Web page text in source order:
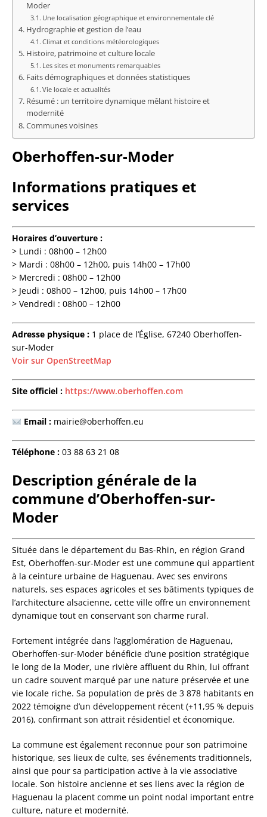
Moder
Une localisation géographique et environnementale clé
Hydrographie et gestion de l’eau
Climat et conditions météorologiques
Histoire, patrimoine et culture locale
Les sites et monuments remarquables
Faits démographiques et données statistiques
Vie locale et actualités
Résumé : un territoire dynamique mêlant histoire et
modernité
Communes voisines
Oberhoffen-sur-Moder
Informations pratiques et
services
Horaires d’ouverture :
> Lundi : 08h00 – 12h00
> Mardi : 08h00 – 12h00, puis 14h00 – 17h00
> Mercredi : 08h00 – 12h00
> Jeudi : 08h00 – 12h00, puis 14h00 – 17h00
> Vendredi : 08h00 – 12h00
Adresse physique : 1 place de l’Église, 67240 Oberhoffen-
sur-Moder
Voir sur OpenStreetMap
Site officiel : https://www.oberhoffen.com
Email : mairie@oberhoffen.eu
Téléphone : 03 88 63 21 08
Description générale de la
commune d’Oberhoffen-sur-
Moder
Située dans le département du Bas-Rhin, en région Grand
Est, Oberhoffen-sur-Moder est une commune qui appartient
à la ceinture urbaine de Haguenau. Avec ses environs
naturels, ses espaces agricoles et ses bâtiments typiques de
l’architecture alsacienne, cette ville offre un environnement
dynamique tout en conservant son charme rural.
Fortement intégrée dans l’agglomération de Haguenau,
Oberhoffen-sur-Moder bénéficie d’une position stratégique
le long de la Moder, une rivière affluent du Rhin, lui offrant
un cadre souvent marqué par une nature préservée et une
vie locale riche. Sa population de près de 3 878 habitants en
2022 témoigne d’un développement récent (+11,95 % depuis
2016), confirmant son attrait résidentiel et économique.
La commune est également reconnue pour son patrimoine
historique, ses lieux de culte, ses événements traditionnels,
ainsi que pour sa participation active à la vie associative
locale. Son histoire ancienne et ses liens avec la région de
Haguenau la placent comme un point nodal important entre
culture, nature et modernité.